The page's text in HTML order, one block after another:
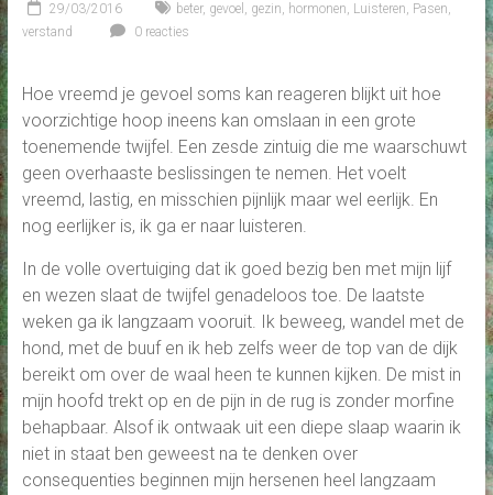
29/03/2016 beter, gevoel , gezin, hormonen, Luisteren, Pasen,
verstand
0 reacties
Hoe vreemd je gevoel soms kan reageren blijkt uit hoe
voorzichtige hoop ineens kan omslaan in een grote
toenemende twijfel. Een zesde zintuig die me waarschuwt
geen overhaaste beslissingen te nemen. Het voelt
vreemd, lastig, en misschien pijnlijk maar wel eerlijk. En
nog eerlijker is, ik ga er naar luisteren.
In de volle overtuiging dat ik goed bezig ben met mijn lijf
en wezen slaat de twijfel genadeloos toe. De laatste
weken ga ik langzaam vooruit. Ik beweeg, wandel met de
hond, met de buuf en ik heb zelfs weer de top van de dijk
bereikt om over de waal heen te kunnen kijken. De mist in
mijn hoofd trekt op en de pijn in de rug is zonder morfine
behapbaar. Alsof ik ontwaak uit een diepe slaap waarin ik
niet in staat ben geweest na te denken over
consequenties beginnen mijn hersenen heel langzaam